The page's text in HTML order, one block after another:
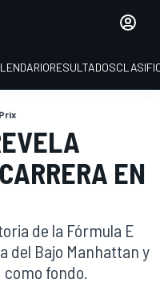
RESULTADOS
EN
de la Fórmula E
del Bajo Manhattan y
fondo.